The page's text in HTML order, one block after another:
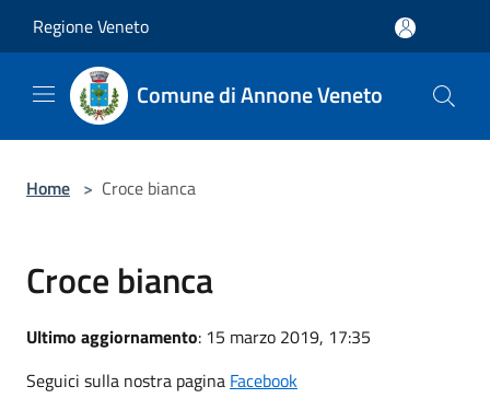
Regione Veneto
Comune di Annone Veneto
Home > Croce bianca
Croce bianca
Ultimo aggiornamento: 15 marzo 2019, 17:35
Seguici sulla nostra pagina Facebook